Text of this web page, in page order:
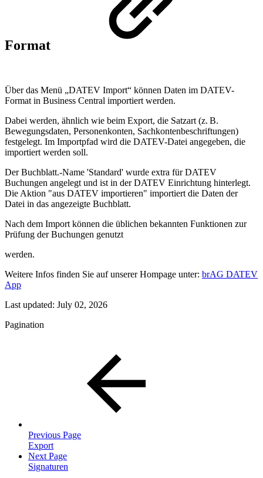
Format
Über das Menü „DATEV Import“ können Daten im DATEV-
Format in Business Central importiert werden.
Dabei werden, ähnlich wie beim Export, die Satzart (z. B.
Bewegungsdaten, Personenkonten, Sachkontenbeschriftungen)
festgelegt. Im Importpfad wird die DATEV-Datei angegeben, die
importiert werden soll.
Der Buchblatt.-Name 'Standard' wurde extra für DATEV
Buchungen angelegt und ist in der DATEV Einrichtung hinterlegt.
Die Aktion "aus DATEV importieren" importiert die Daten der
Datei in das angezeigte Buchblatt.
Nach dem Import können die üblichen bekannten Funktionen zur
Prüfung der Buchungen genutzt
werden.
Weitere Infos finden Sie auf unserer Hompage unter: brAG DATEV
App
Last updated: July 02, 2026
Pagination
Previous Page
Export
Next Page
Signaturen